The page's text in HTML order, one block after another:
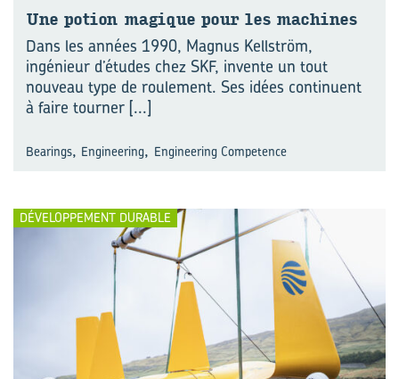
Une po­tion ma­gique pour les ma­chines
Dans les années 1990, Magnus Kellström,
ingénieur d’études chez SKF, invente un tout
nouveau type de roulement. Ses idées continuent
à faire tourner [...]
Bearings, Engineering, Engineering Competence
DÉVELOPPEMENT DURABLE